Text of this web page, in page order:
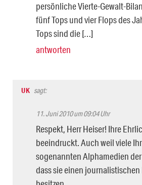
persönliche Vierte-Gewalt-
fünf Tops und vier Flops des
Tops sind die […]
antworten
UK sagt:
11. Juni 2010 um 09:04 Uhr
Respekt, Herr Heiser! Ihre
beeindruckt. Auch weil viele
sogenannten Alphamedien
dass sie einen